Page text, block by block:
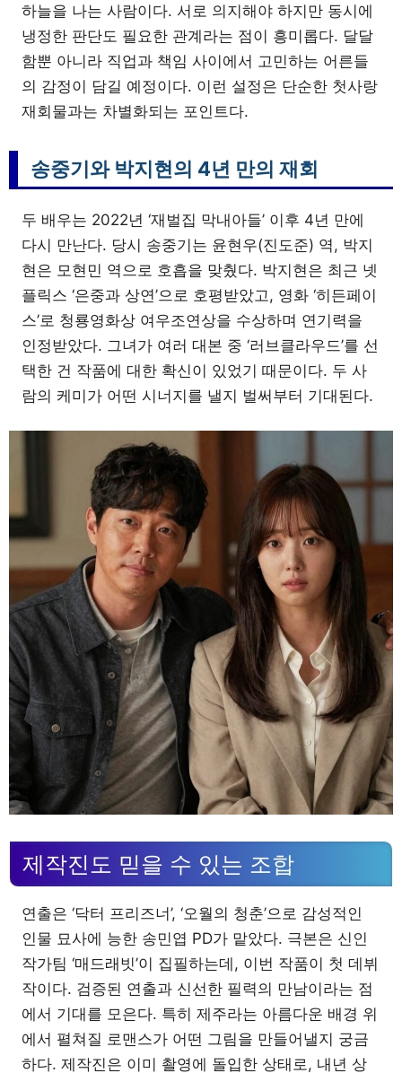
하늘을 나는 사람이다. 서로 의지해야 하지만 동시에
냉정한 판단도 필요한 관계라는 점이 흥미롭다. 달달
함뿐 아니라 직업과 책임 사이에서 고민하는 어른들
의 감정이 담길 예정이다. 이런 설정은 단순한 첫사랑
재회물과는 차별화되는 포인트다.
송중기와 박지현의 4년 만의 재회
두 배우는 2022년 ‘재벌집 막내아들’ 이후 4년 만에
다시 만난다. 당시 송중기는 윤현우(진도준) 역, 박지
현은 모현민 역으로 호흡을 맞췄다. 박지현은 최근 넷
플릭스 ‘은중과 상연’으로 호평받았고, 영화 ‘히든페이
스’로 청룡영화상 여우조연상을 수상하며 연기력을
인정받았다. 그녀가 여러 대본 중 ‘러브클라우드’를 선
택한 건 작품에 대한 확신이 있었기 때문이다. 두 사
람의 케미가 어떤 시너지를 낼지 벌써부터 기대된다.
제작진도 믿을 수 있는 조합
연출은 ‘닥터 프리즈너’, ‘오월의 청춘’으로 감성적인
인물 묘사에 능한 송민엽 PD가 맡았다. 극본은 신인
작가팀 ‘매드래빗’이 집필하는데, 이번 작품이 첫 데뷔
작이다. 검증된 연출과 신선한 필력의 만남이라는 점
에서 기대를 모은다. 특히 제주라는 아름다운 배경 위
에서 펼쳐질 로맨스가 어떤 그림을 만들어낼지 궁금
하다. 제작진은 이미 촬영에 돌입한 상태로, 내년 상